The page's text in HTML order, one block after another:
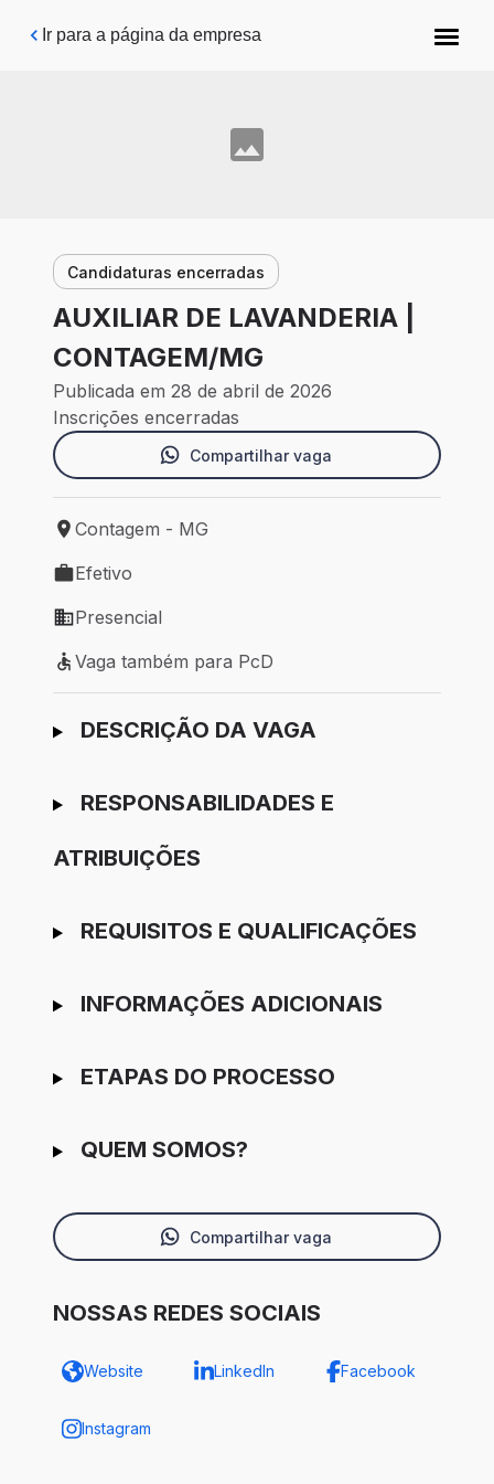
Pular para o conteúdo principal
Ir para a página da empresa
Candidaturas encerradas
AUXILIAR DE LAVANDERIA |
CONTAGEM/MG
Publicada em 28 de abril de 2026
Inscrições encerradas
Compartilhar vaga
Local de trabalho: Contagem - MG
Contagem - MG
Tipo de vaga: Efetivo
Efetivo
Modelo de trabalho: Presencial
Presencial
Vaga também para PcD
Vaga também para PcD
Ir para candidatura
DESCRIÇÃO DA VAGA
RESPONSABILIDADES E
ATRIBUIÇÕES
REQUISITOS E QUALIFICAÇÕES
INFORMAÇÕES ADICIONAIS
ETAPAS DO PROCESSO
QUEM SOMOS?
Compartilhar vaga
NOSSAS REDES SOCIAIS
Website LinkedIn Facebook
Instagram